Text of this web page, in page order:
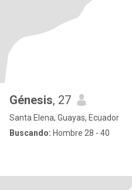
Génesis, 27
Santa Elena, Guayas, Ecuador
Buscando: Hombre 28 - 40